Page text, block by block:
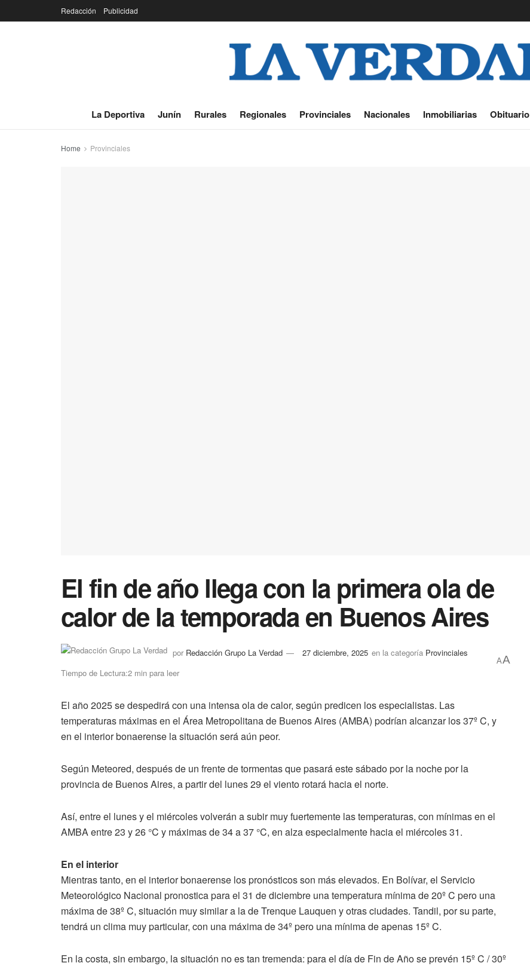
Redacción Publicidad
La Deportiva Junín Rurales Regionales Provinciales Nacionales Inmobiliarias Obituario
Home Provinciales
El fin de año llega con la primera ola de
calor de la temporada en Buenos Aires
por Redacción Grupo La Verdad 27 diciembre, 2025 en la categoría Provinciales
Tiempo de Lectura:2 min para leer
AA
El año 2025 se despedirá con una intensa ola de calor, según predicen los especialistas. Las
temperaturas máximas en el Área Metropolitana de Buenos Aires (AMBA) podrían alcanzar los 37º C, y
en el interior bonaerense la situación será aún peor.
Según Meteored, después de un frente de tormentas que pasará este sábado por la noche por la
provincia de Buenos Aires, a partir del lunes 29 el viento rotará hacia el norte.
Así, entre el lunes y el miércoles volverán a subir muy fuertemente las temperaturas, con mínimas en el
AMBA entre 23 y 26 °C y máximas de 34 a 37 °C, en alza especialmente hacia el miércoles 31.
En el interior
Mientras tanto, en el interior bonaerense los pronósticos son más elevados. En Bolívar, el Servicio
Meteorológico Nacional pronostica para el 31 de diciembre una temperatura mínima de 20º C pero una
máxima de 38º C, situación muy similar a la de Trenque Lauquen y otras ciudades. Tandil, por su parte,
tendrá un clima muy particular, con una máxima de 34º pero una mínima de apenas 15º C.
En la costa, sin embargo, la situación no es tan tremenda: para el día de Fin de Año se prevén 15º C / 30º